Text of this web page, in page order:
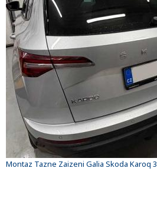
Montaz Tazne Zaizeni Galia Skoda Karoq 3